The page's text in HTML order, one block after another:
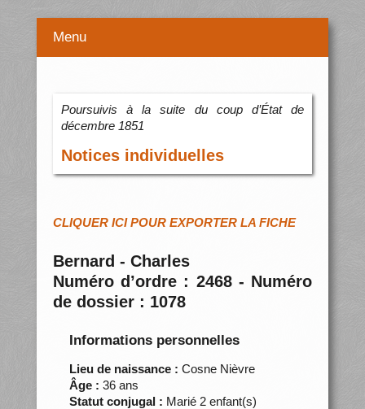
Menu
Poursuivis à la suite du coup d’État de
décembre 1851
Notices individuelles
CLIQUER ICI POUR EXPORTER LA FICHE
Bernard - Charles
Numéro d’ordre : 2468 - Numéro
de dossier : 1078
Informations personnelles
Lieu de naissance : Cosne Nièvre
Âge : 36 ans
Statut conjugal : Marié 2 enfant(s)